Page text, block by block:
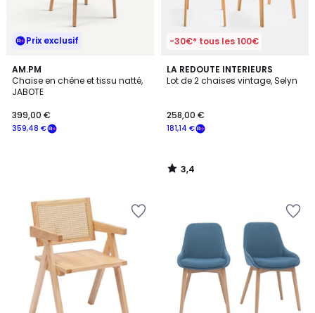
Prix exclusif
AM.PM
Chaise en chêne et tissu natté,
JABOTE
359,48 €
399,00 €
-30€* tous les 100€
LA REDOUTE INTERIEURS
Lot de 2 chaises vintage, Selyn
181,14 €
258,00 €
3,4
/ 5
3,4
/